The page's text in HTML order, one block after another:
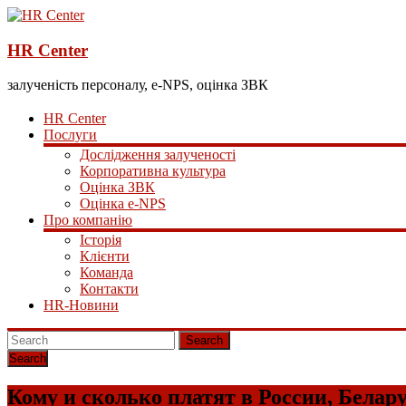
HR Center
залученість персоналу, e-NPS, оцінка ЗВК
HR Center
Послуги
Дослідження залученості
Корпоративна культура
Оцінка ЗВК
Оцінка e-NPS
Про компанію
Історія
Клієнти
Команда
Контакти
HR-Новини
Search
Кому и сколько платят в России,